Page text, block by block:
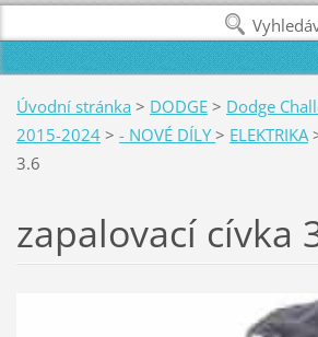
Úvodní stránka > DODGE > Dodge
2015-2024 > - NOVÉ DÍLY> ELEKTRIKA
3.6
zapalovací cívka